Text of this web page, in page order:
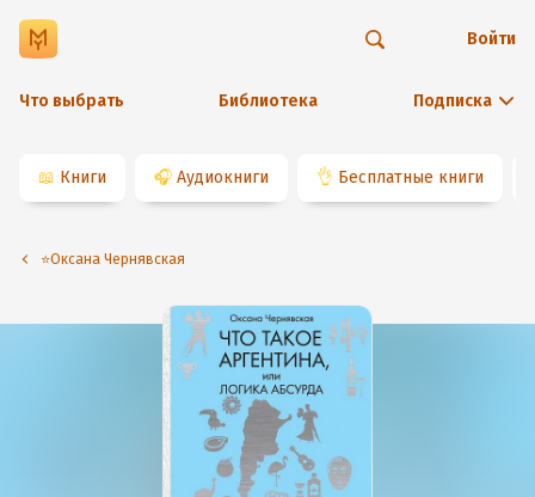
Что выбрать Библиотека Подписка
Войти
📖 Книги 🎧 Аудиокниги 👌 Бесплатные книги
⭐️Оксана Чернявская